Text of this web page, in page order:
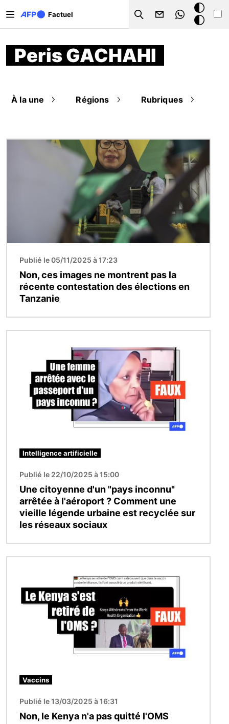
Factuel
Search
Mode
sombre
Peris GACHAHI
À la une Régions Rubriques
Publié le 05/11/2025 à 17:23
Non, ces images ne montrent pas la
récente contestation des élections en
Tanzanie
Intelligence artificielle
Publié le 22/10/2025 à 15:00
Une citoyenne d'un "pays inconnu"
arrêtée à l'aéroport ? Comment une
vieille légende urbaine est recyclée sur
les réseaux sociaux
Vaccins
Publié le 13/03/2025 à 16:31
Non, le Kenya n'a pas quitté l'OMS